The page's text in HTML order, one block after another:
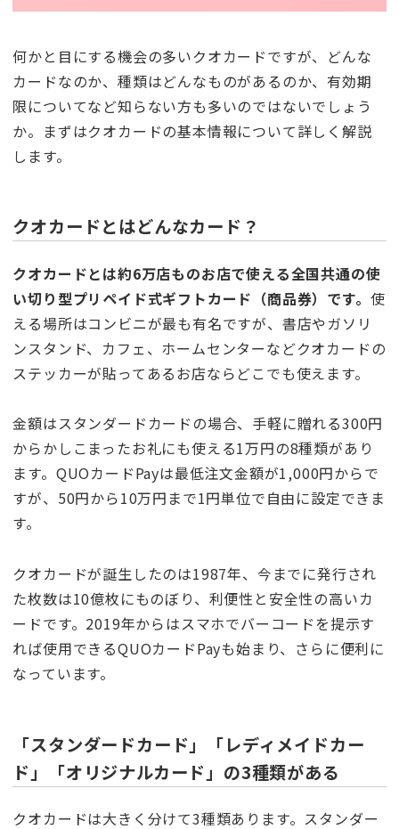
何かと目にする機会の多いクオカードですが、どんな
カードなのか、種類はどんなものがあるのか、有効期
限についてなど知らない方も多いのではないでしょう
か。まずはクオカードの基本情報について詳しく解説
します。
クオカードとはどんなカード？
クオカードとは約6万店ものお店で使える全国共通の使
い切り型プリペイド式ギフトカード（商品券）です。 使
える場所はコンビニが最も有名ですが、書店やガソリ
ンスタンド、カフェ、ホームセンターなどクオカードの
ステッカーが貼ってあるお店ならどこでも使えます。
金額はスタンダードカードの場合、手軽に贈れる300円
からかしこまったお礼にも使える1万円の8種類があり
ます。QUOカードPayは最低注文金額が1,000円からで
すが、50円から10万円まで1円単位で自由に設定できま
す。
クオカードが誕生したのは1987年、今までに発行され
た枚数は10億枚にものぼり、利便性と安全性の高いカ
ードです。2019年からはスマホでバーコードを提示す
れば使用できるQUOカードPayも始まり、さらに便利に
なっています。
「スタンダードカード」「レディメイドカー
ド」「オリジナルカード」の3種類がある
クオカードは大きく分けて3種類あります。スタンダー